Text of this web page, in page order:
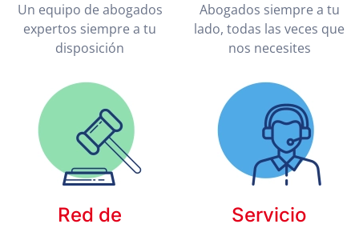
Un equipo de abogados
expertos siempre a tu
disposición
Abogados siempre a tu
lado, todas las veces que
nos necesites
Red de
Servicio